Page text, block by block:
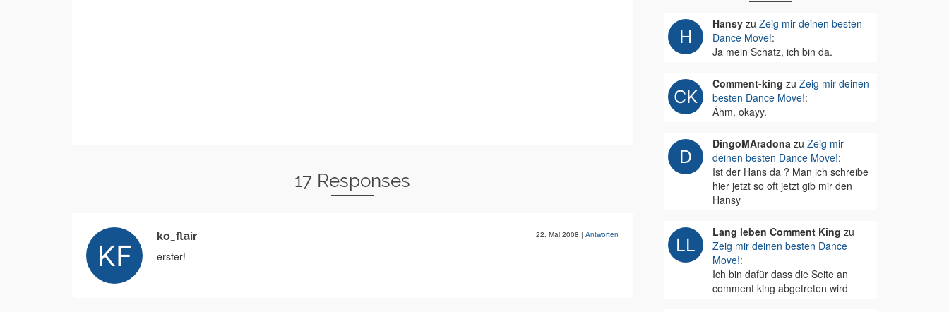
17 Responses
ko_flair 22. Mai 2008 | Antworten
erster!
Hansyzu Zeig mir deinen besten
Dance Move!:
Ja mein Schatz, ich bin da.
Comment-king zu Zeig mir deinen
besten Dance Move!:
Ähm, okayy.
DingoMAradonazu Zeig mir
deinen besten Dance Move!:
Ist der Hans da ? Man ich schreibe
hier jetzt so oft jetzt gib mir den
Hansy
Lang leben Comment King zu
Zeig mir deinen besten Dance
Move!:
Ich bin dafür dass die Seite an
comment king abgetreten wird